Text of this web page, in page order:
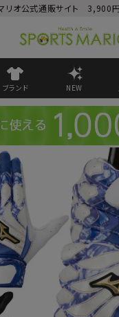
リオ公式通販サイト 3,900
ブランド NEW
会員登録